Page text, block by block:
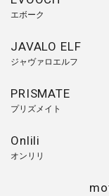
エボーク
JAVALO ELF
ジャヴァロエルフ
PRISMATE
プリズメイト
Onlili
オンリリ